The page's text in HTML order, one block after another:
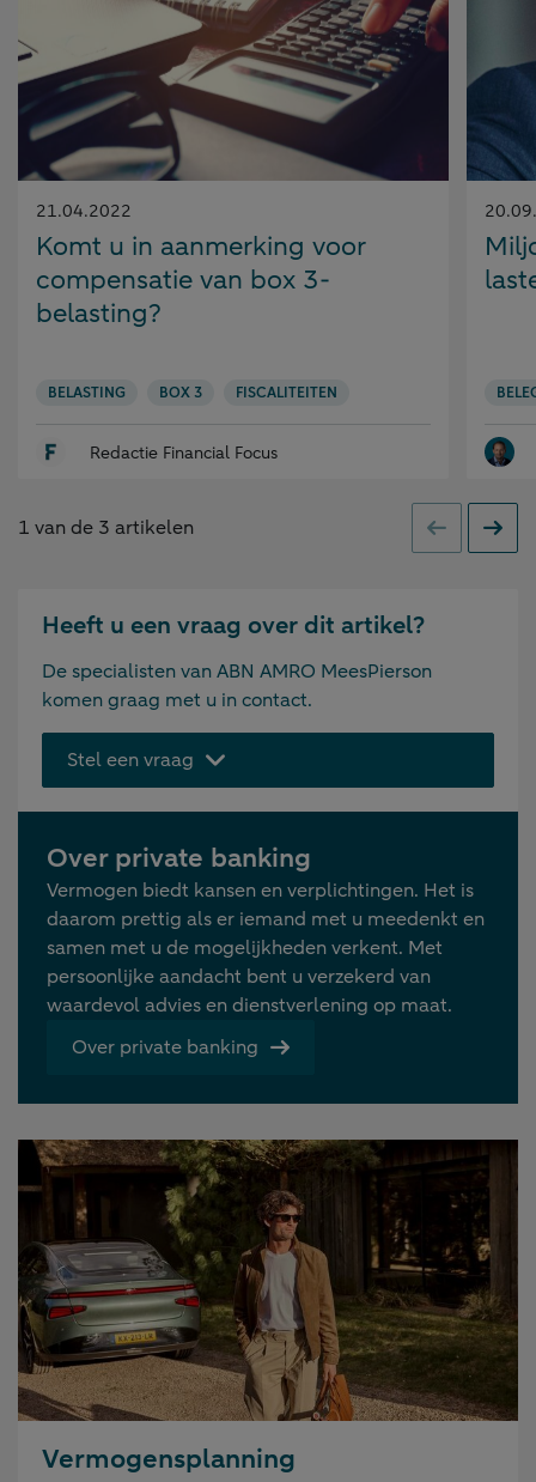
Gepubliceerd
op:
21.04.2022
Komt u in aanmerking voor
compensatie van box 3-
belasting?
BELASTING BOX 3 FISCALITEITEN
Redactie Financial Focus
op:
1 van de 3 artikelen Vorige
Heeft u een vraag over dit artikel?
De specialisten van ABN AMRO MeesPierson
komen graag met u in contact.
Stel een vraag
Over private banking
Vermogen biedt kansen en verplichtingen. Het is
daarom prettig als er iemand met u meedenkt en
samen met u de mogelijkheden verkent. Met
persoonlijke aandacht bent u verzekerd van
waardevol advies en dienstverlening op maat.
Over private banking
Vermogensplanning